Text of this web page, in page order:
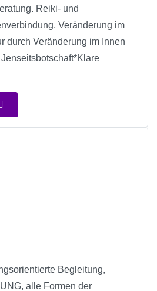
Reiki- und
Veränderung im
durch Veränderung im Innen
Begleitung,
alle Formen der